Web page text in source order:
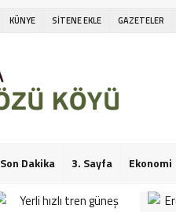
KÜNYE SİTENE EKLE GAZETELER
Son Dakika 3. Sayfa Ekonomi